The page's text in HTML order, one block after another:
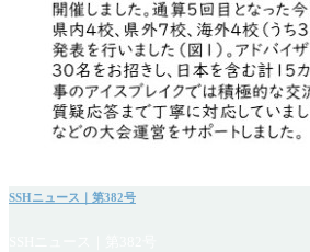
SSHニュース｜第382号